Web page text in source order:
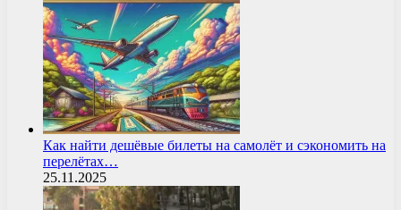
Как найти дешёвые билеты на самолёт и сэкономить на
перелётах…
25.11.2025